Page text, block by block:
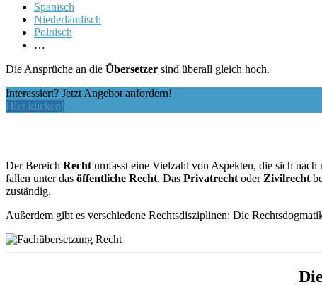
Spanisch
Niederländisch
Polnisch
…
Die Ansprüche an die Übersetzer sind überall gleich hoch.
Interessiert? Jetzt Angebot anfordern!
Hier klicken!
Der Bereich Rechtumfasst eine Vielzahl von Aspekten, die sich nach
fallen unter das öffentliche Recht. Das PrivatrechtoderZivilrecht
zuständig.
Außerdem gibt es verschiedene Rechtsdisziplinen: Die